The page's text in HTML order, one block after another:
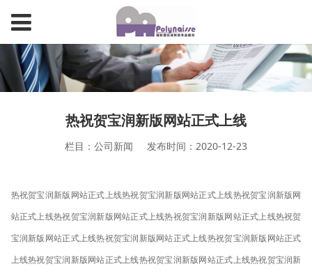
热祝贺宝润新版网站正式上线
栏目：公司新闻 发布时间：2020-12-23
热祝贺宝润新版网站正式上线热祝贺宝润新版网站正式上线热祝贺宝润新版网
站正式上线热祝贺宝润新版网站正式上线热祝贺宝润新版网站正式上线热祝贺
宝润新版网站正式上线热祝贺宝润新版网站正式上线热祝贺宝润新版网站正式
上线热祝贺宝润新版网站正式上线热祝贺宝润新版网站正式上线热祝贺宝润新